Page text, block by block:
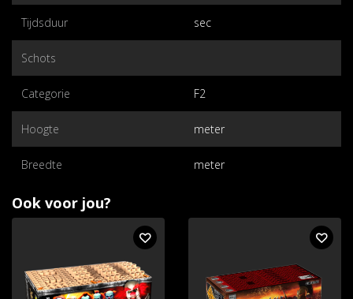
Tijdsduur sec
Schots
Categorie F2
Hoogte meter
Breedte meter
Ook voor jou?